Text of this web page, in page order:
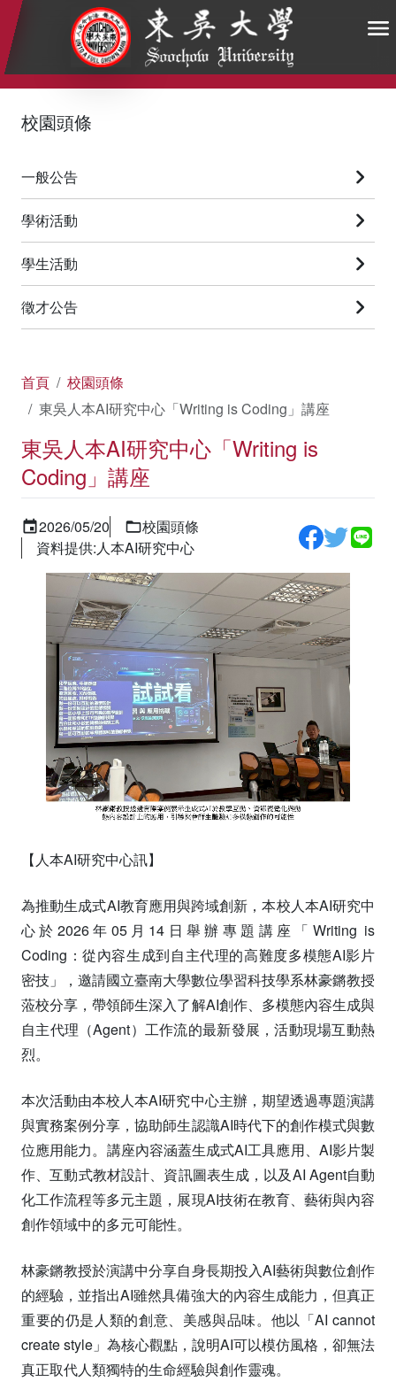
:::
校園頭條
一般公告
學術活動
學生活動
徵才公告
首頁
校園頭條
東吳人本AI研究中心「Writing is Coding」講座
東吳人本AI研究中心「Writing is
Coding」講座
2026/05/20
校園頭條
資料提供:人本AI研究中心
【人本AI研究中心訊】
為推動生成式AI教育應用與跨域創新，本校人本AI研究中
心於2026年05月14日舉辦專題講座「Writing is
Coding：從內容生成到自主代理的高難度多模態AI影片
密技」，邀請國立臺南大學數位學習科技學系林豪鏘教授
蒞校分享，帶領師生深入了解AI創作、多模態內容生成與
自主代理（Agent）工作流的最新發展，活動現場互動熱
烈。
本次活動由本校人本AI研究中心主辦，期望透過專題演講
與實務案例分享，協助師生認識AI時代下的創作模式與數
位應用能力。講座內容涵蓋生成式AI工具應用、AI影片製
作、互動式教材設計、資訊圖表生成，以及AI Agent自動
化工作流程等多元主題，展現AI技術在教育、藝術與內容
創作領域中的多元可能性。
林豪鏘教授於演講中分享自身長期投入AI藝術與數位創作
的經驗，並指出AI雖然具備強大的內容生成能力，但真正
重要的仍是人類的創意、美感與品味。他以「AI cannot
create style」為核心觀點，說明AI可以模仿風格，卻無法
真正取代人類獨特的生命經驗與創作靈魂。